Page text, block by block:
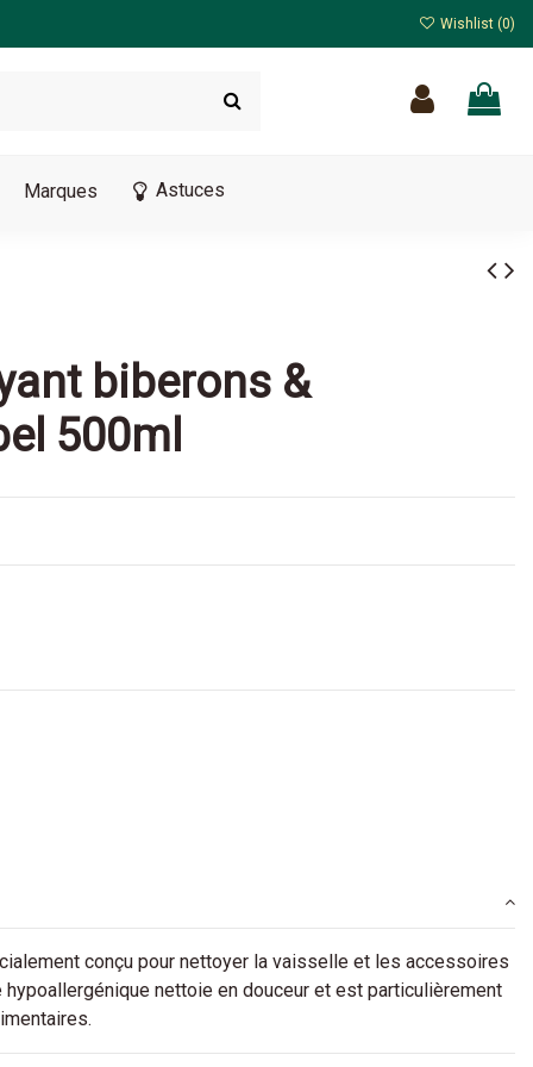
Wishlist (0)
Marques Astuces
biberons &
500ml
conçu pour nettoyer la vaisselle et les accessoires
nettoie en douceur et est particulièrement